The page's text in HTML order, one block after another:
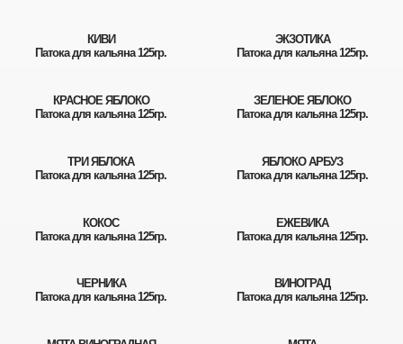
КИВИ
Патока для кальяна 125гр.
ЭКЗОТИКА
Патока для кальяна 125гр.
КРАСНОЕ ЯБЛОКО
Патока для кальяна 125гр.
ЗЕЛЕНОЕ ЯБЛОКО
Патока для кальяна 125гр.
ТРИ ЯБЛОКА
Патока для кальяна 125гр.
ЯБЛОКО АРБУЗ
Патока для кальяна 125гр.
КОКОС
Патока для кальяна 125гр.
ЕЖЕВИКА
Патока для кальяна 125гр.
ЧЕРНИКА
Патока для кальяна 125гр.
ВИНОГРАД
Патока для кальяна 125гр.